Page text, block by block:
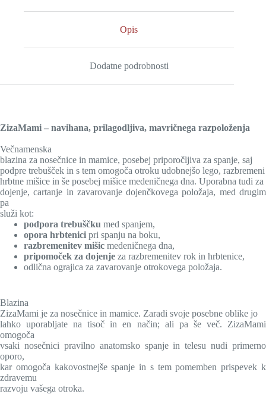
Opis
Dodatne podrobnosti
ZizaMami – navihana, prilagodljiva, mavričnega razpoloženja
Večnamenska
blazina za nosečnice in mamice, posebej priporočljiva za spanje, saj
podpre trebušček in s tem omogoča otroku udobnejšo lego, razbremeni
hrbtne mišice in še posebej mišice medeničnega dna. Uporabna tudi za
dojenje, cartanje in zavarovanje dojenčkovega položaja, med drugim
pa
služi kot:
podpora trebuščku med spanjem,
opora hrbtenici pri spanju na boku,
razbremenitev mišic medeničnega dna,
pripomoček za dojenje za razbremenitev rok in hrbtenice,
odlična ograjica za zavarovanje otrokovega položaja.
Blazina
ZizaMami je za nosečnice in mamice. Zaradi svoje posebne oblike jo
lahko uporabljate na tisoč in en način; ali pa še več. ZizaMami
omogoča
vsaki nosečnici pravilno anatomsko spanje in telesu nudi primerno
oporo,
kar omogoča kakovostnejše spanje in s tem pomemben prispevek k
zdravemu
razvoju vašega otroka.